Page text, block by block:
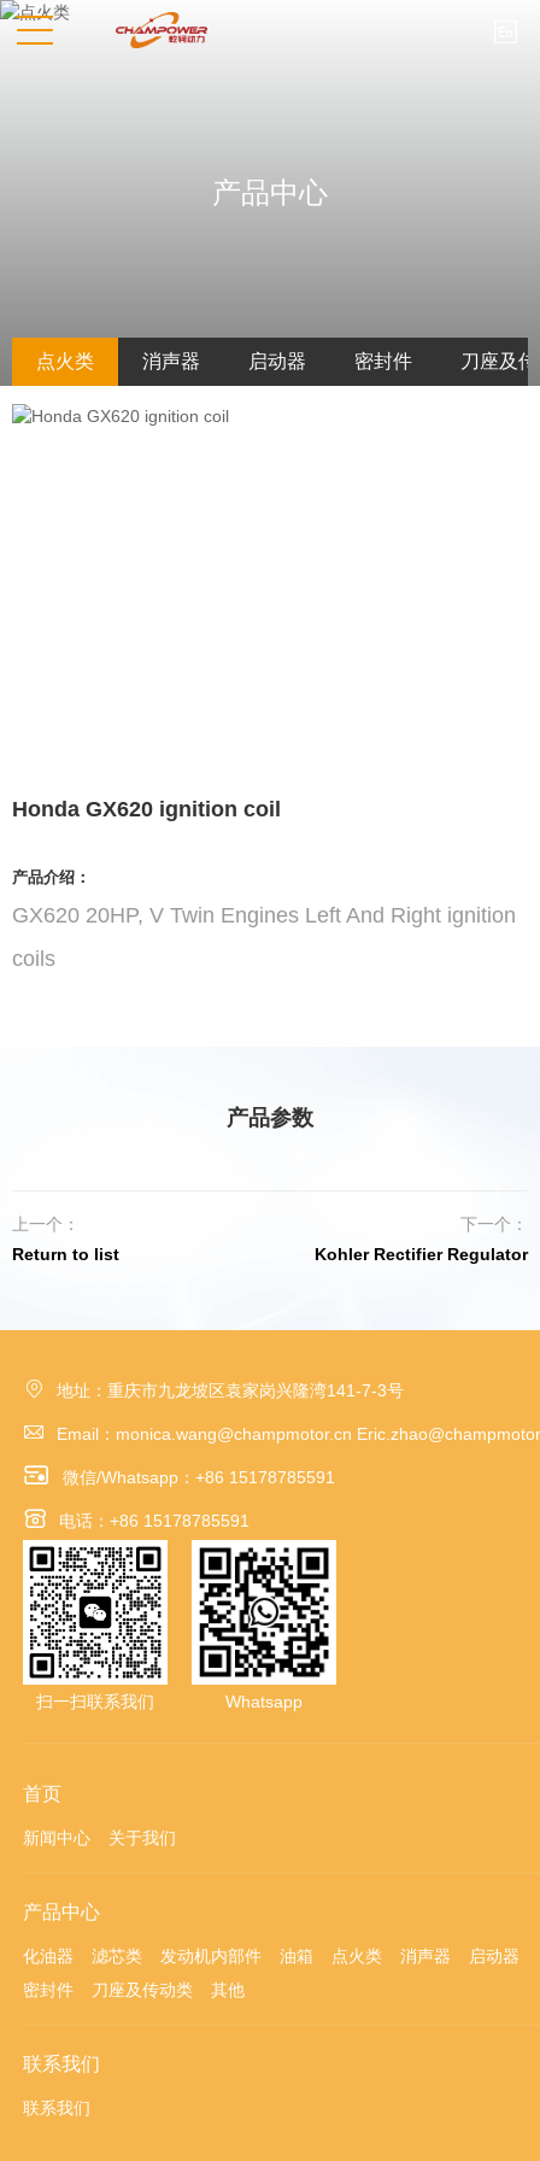
产品中心
点火类 消声器 启动器 密封件 刀座及
Honda GX620 ignition coil
产品介绍：
GX620 20HP, V Twin Engines Left And Right ignition
coils
产品参数
上一个：
Return to list
下一个：
Kohler Rectifier Regulator
 地址：重庆市九龙坡区袁家岗兴隆湾141-7-3号
 Email：monica.wang@champmotor.cn
 微信/Whatsapp：+86 15178785591
 电话：+86 15178785591
扫一扫联系我们 Whatsapp
首页
新闻中心 关于我们
产品中心
化油器 滤芯类 发动机内部件 油箱 点火类 消声器
启动器
密封件
刀座及传动类 其他
联系我们
联系我们